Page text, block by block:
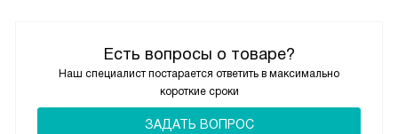
Есть вопросы о товаре?
Наш специалист постарается ответить в максимально
короткие сроки
ЗАДАТЬ ВОПРОС